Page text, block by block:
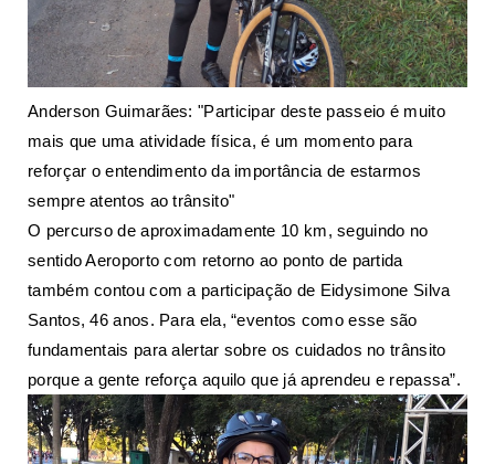
Anderson Guimarães: "Participar deste passeio é muito
mais que uma atividade física, é um momento para
reforçar o entendimento da importância de estarmos
sempre atentos ao trânsito"
O percurso de aproximadamente 10 km, seguindo no
sentido Aeroporto com retorno ao ponto de partida
também contou com a participação de Eidysimone Silva
Santos, 46 anos. Para ela, “eventos como esse são
fundamentais para alertar sobre os cuidados no trânsito
porque a gente reforça aquilo que já aprendeu e repassa”.